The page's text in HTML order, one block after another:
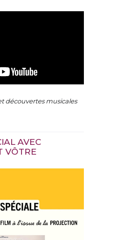
découvertes musicales
AVEC
VÔTRE